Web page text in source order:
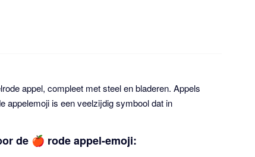
appel, compleet met steel en bladeren. Appels
appelemoji is een veelzijdig symbool dat in
de 🍎 rode appel-emoji: